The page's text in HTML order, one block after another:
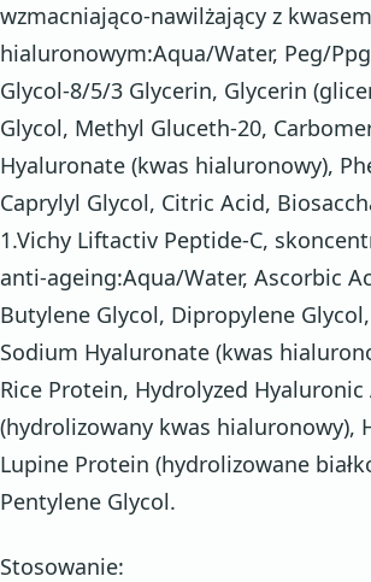
wzmacniająco-nawilżający z kwasem
hialuronowym:Aqua/Water, Peg/
Glycol-8/5/3 Glycerin, Glycerin
Glycol, Methyl Gluceth-20,
Hyaluronate (kwas hialuronowy),
Caprylyl Glycol, Citric Acid,
1.Vichy Liftactiv Peptide-C,
anti-ageing:Aqua/Water, Ascorbic
Butylene Glycol, Dipropylene
Sodium Hyaluronate (kwas
Rice Protein, Hydrolyzed Hyaluronic
(hydrolizowany kwas hialuronowy),
Lupine Protein (hydrolizowane
Pentylene Glycol.
Stosowanie: